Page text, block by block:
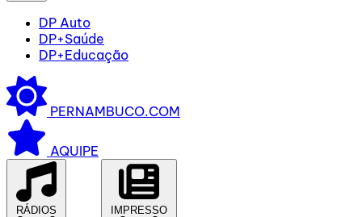
DP Auto
DP+Saúde
DP+Educação
PERNAMBUCO.COM
AQUIPE
RÁDIOS IMPRESSO